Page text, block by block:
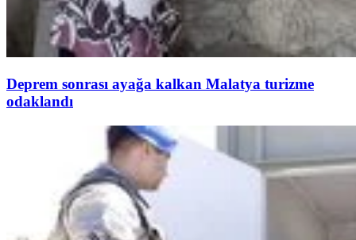
Deprem sonrası ayağa kalkan Malatya turizme
odaklandı